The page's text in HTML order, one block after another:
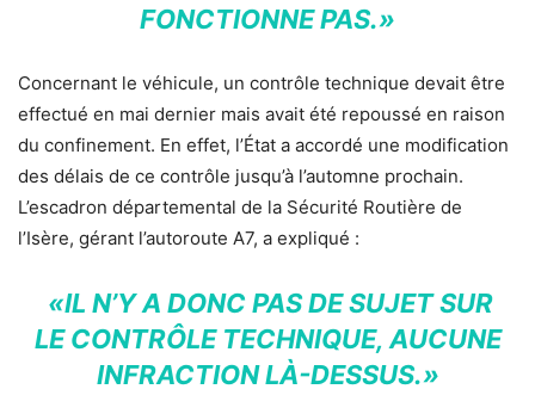
FONCTIONNE PAS.»
Concernant le véhicule, un contrôle technique devait être
effectué en mai dernier mais avait été repoussé en raison
du confinement. En effet, l’État a accordé une modification
des délais de ce contrôle jusqu’à l’automne prochain.
L’escadron départemental de la Sécurité Routière de
l’Isère, gérant l’autoroute A7, a expliqué :
«IL N’Y A DONC PAS DE SUJET SUR
LE CONTRÔLE TECHNIQUE, AUCUNE
INFRACTION LÀ-DESSUS.»